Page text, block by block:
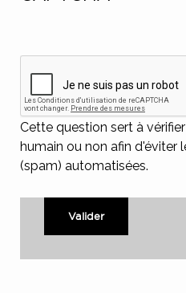
Cette question sert à
humain ou non afin d'éviter
(spam) automatisées.
Valider